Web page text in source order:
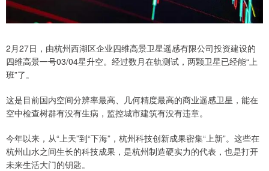
2月27日，由杭州西湖区企业四维高景卫星遥感有限公司投资建设的
四维高景一号03/04星升空。经过数月在轨测试，两颗卫星已经能“上
班”了。
这是目前国内空间分辨率最高、几何精度最高的商业遥感卫星，能在
空中检查树群有没有生病，监控城市建筑有没有违章。
今年以来，从“上天”到“下海”，杭州科技创新成果密集“上新”。这些在
杭州山水之间生长的科技成果，是杭州制造硬实力的代表，也是打开
未来生活大门的钥匙。